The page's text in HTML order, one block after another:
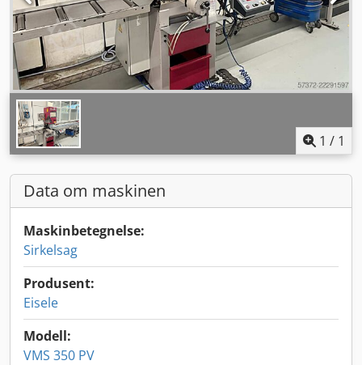
1 / 1
Data om maskinen
Maskinbetegnelse:
Sirkelsag
Produsent:
Eisele
Modell:
VMS 350 PV